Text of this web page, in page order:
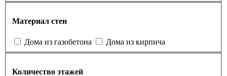
Материал стен
Дома из газобетона Дома из кирпича
Количество этажей